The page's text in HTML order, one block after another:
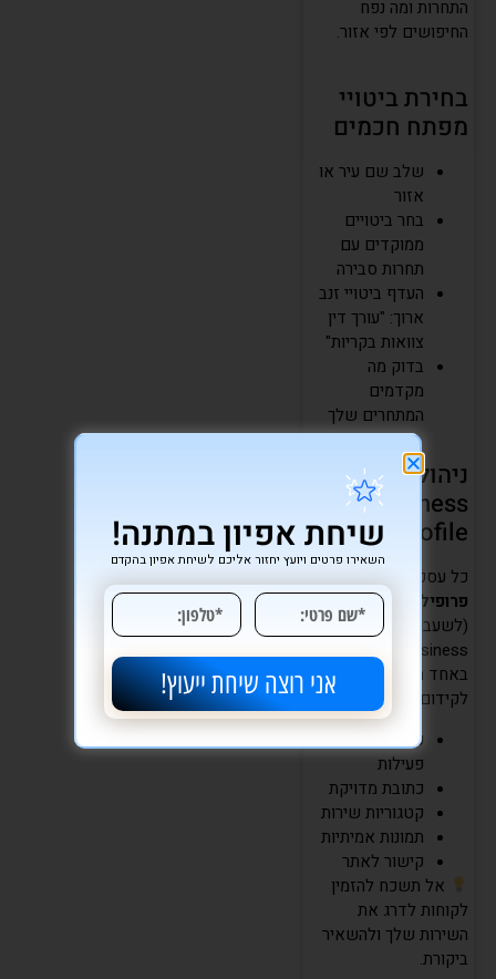
התחרות ומה נפח
החיפושים לפי אזור.
בחירת ביטויי
מפתח חכמים
שלב שם עיר או
אזור
בחר ביטויים
ממוקדים עם
תחרות סבירה
העדף ביטויי זנב
ארוך: "עורך דין
צוואות בקריות"
בדוק מה
מקדמים
המתחרים שלך
ניהול Google
Business
Profile נכון
כל עסק מקומי חייב
פרופיל עסק בגוגל
(לשעבר Google My
באחד הכלים הכי חזקים
לקידום מקומי:
עדכון שעות
פעילות
כתובת מדויקת
קטגוריות שירות
תמונות אמיתיות
קישור לאתר
אל תשכח להזמין
לקוחות לדרג את
השירות שלך ולהשאיר
ביקורת.
שיחת אפיון במתנה!
השאירו פרטים ויועץ יחזור אליכם לשיחת אפיון בהקדם
אני רוצה שיחת ייעוץ!